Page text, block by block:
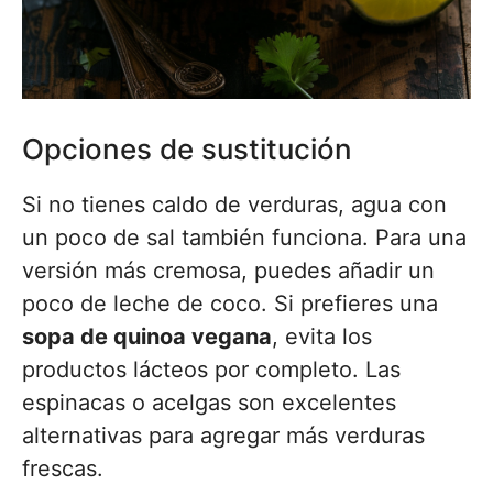
Opciones de sustitución
Si no tienes caldo de verduras, agua con
un poco de sal también funciona. Para una
versión más cremosa, puedes añadir un
poco de leche de coco. Si prefieres una
sopa de quinoa vegana, evita los
productos lácteos por completo. Las
espinacas o acelgas son excelentes
alternativas para agregar más verduras
frescas.